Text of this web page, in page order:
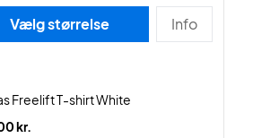
Vælg størrelse Info
Freelift T-shirt White
kr.